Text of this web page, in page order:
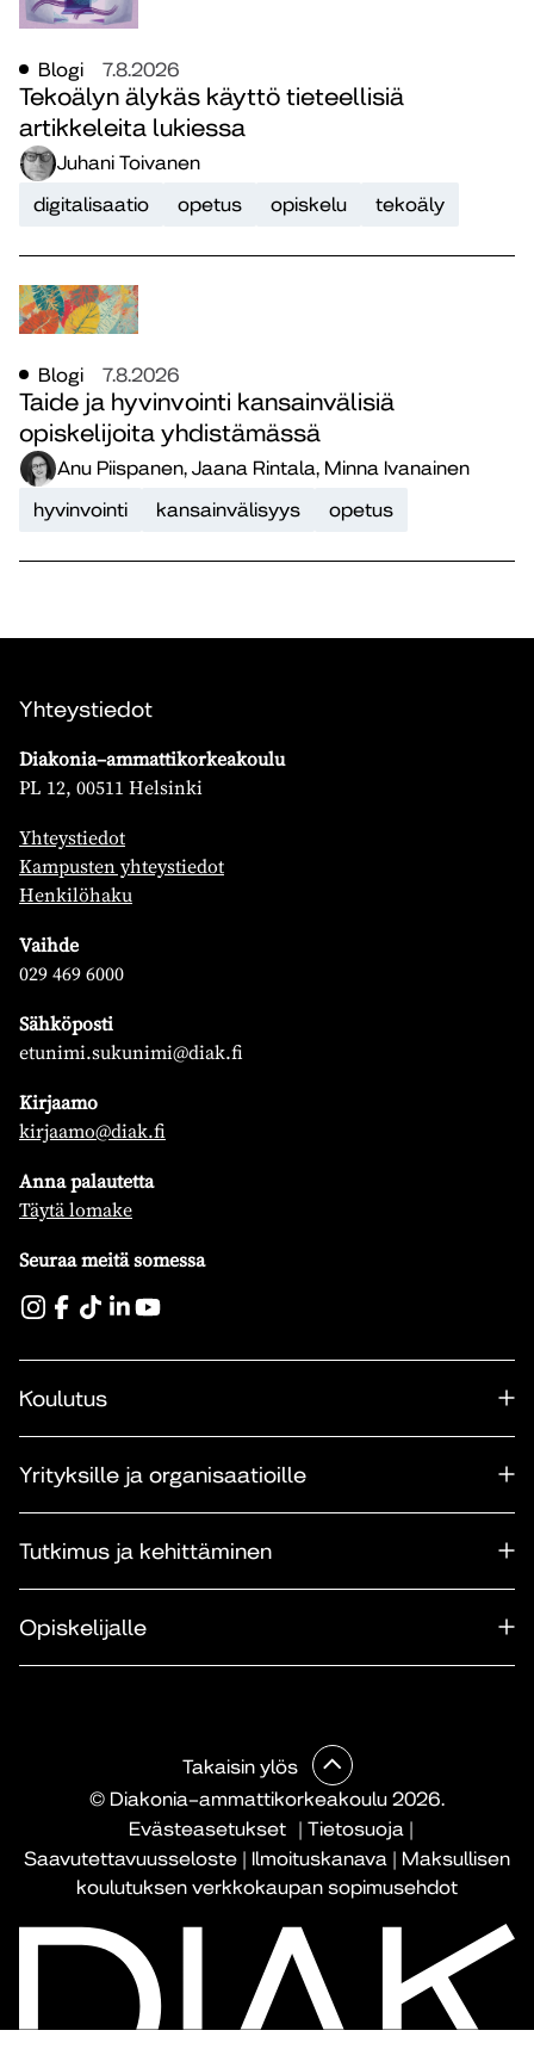
Blogi 7.8.2026
Tekoälyn älykäs käyttö tieteellisiä
artikkeleita lukiessa
Juhani Toivanen
digitalisaatio
opetus opiskelu tekoäly
Blogi 7.8.2026
Taide ja hyvinvointi kansainvälisiä
opiskelijoita yhdistämässä
Anu Piispanen, Jaana Rintala, Minna Ivanainen
hyvinvointi
kansainvälisyys opetus
Yhteystiedot
Diakonia–ammattikorkeakoulu
PL 12, 00511 Helsinki
Yhteystiedot
Kampusten yhteystiedot
Henkilöhaku
Vaihde
029 469 6000
Sähköposti
etunimi.sukunimi@diak.fi
Kirjaamo
kirjaamo@diak.fi
Anna palautetta
Täytä lomake
Seuraa meitä somessa
Koulutus
Yrityksille ja organisaatioille
Tutkimus ja kehittäminen
Opiskelijalle
© Diakonia–ammattikorkeakoulu 2026.
Evästeasetukset
| Tietosuoja|
Saavutettavuusseloste | Ilmoituskanava | Maksullisen
koulutuksen verkkokaupan sopimusehdot
Takaisin ylös